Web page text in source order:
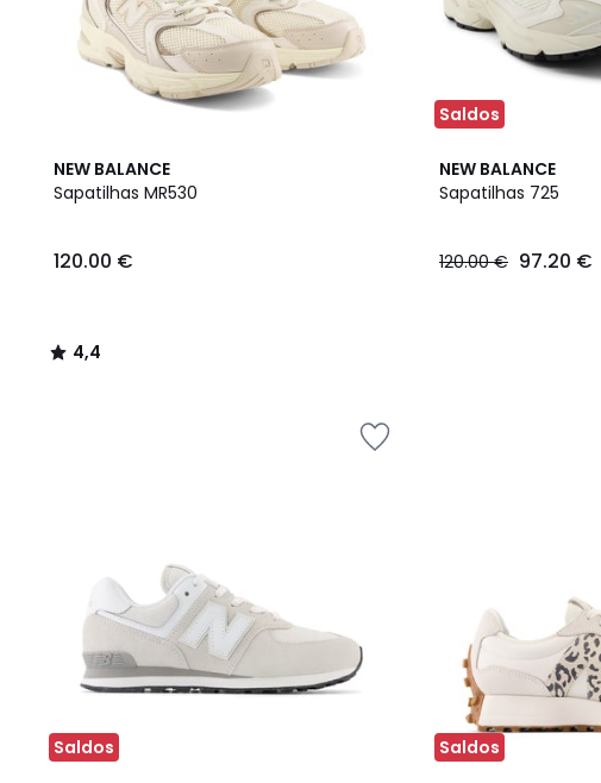
NEW BALANCE
Sapatilhas MR530
120.00 €
4,4
/ 5
4,4
/
Saldos
NEW BALANCE
Sapatilhas 725
120.00 € 97.20 €
Saldos Saldos